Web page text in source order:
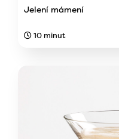
Jelení mámení
10 minut